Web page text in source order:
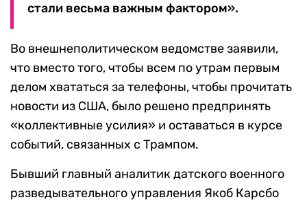
стали весьма важным фактором».
Во внешнеполитическом ведомстве заявили,
что вместо того, чтобы всем по утрам первым
делом хвататься за телефоны, чтобы прочитать
новости из США, было решено предпринять
«коллективные усилия» и оставаться в курсе
событий, связанных с Трампом.
Бывший главный аналитик датского военного
разведывательного управления Якоб Карсбо